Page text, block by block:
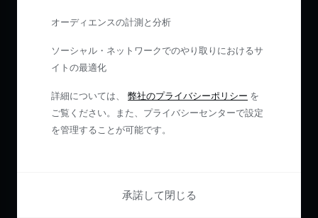
オーディエンスの計測と分析
ソーシャル・ネットワークでのやり取りにおけるサ
イトの最適化
詳細については、 弊社のプライバシーポリシー を
ご覧ください。また、プライバシーセンターで設定
を管理することが可能です。
承諾して閉じる